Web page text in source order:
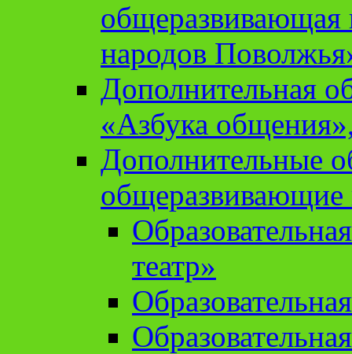
народов
Дополнительная
«Азбука
Дополнительные
театр»